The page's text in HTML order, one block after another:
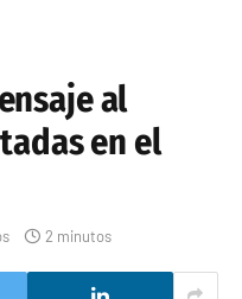
al
en el
2 minutos